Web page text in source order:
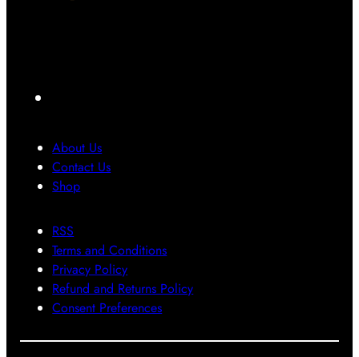
c
e
b
o
k
About Us
Contact Us
Shop
RSS
Terms and Conditions
Privacy Policy
Refund and Returns Policy
Consent Preferences